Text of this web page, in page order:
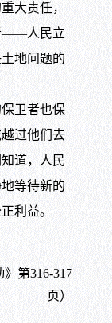
大责任，
——人民立
地问题的
卫者也保
过他们去
道，人民
等待新的
利益。
》第316-317
页）